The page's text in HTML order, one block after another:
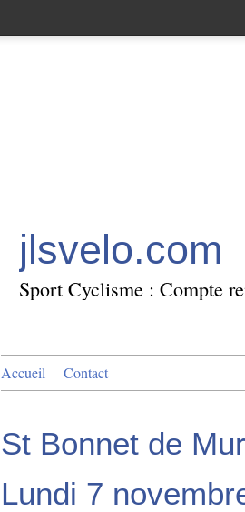
jlsvelo.com
Sport Cyclisme : Compte
Accueil Contact
St Bonnet de
Lundi 7